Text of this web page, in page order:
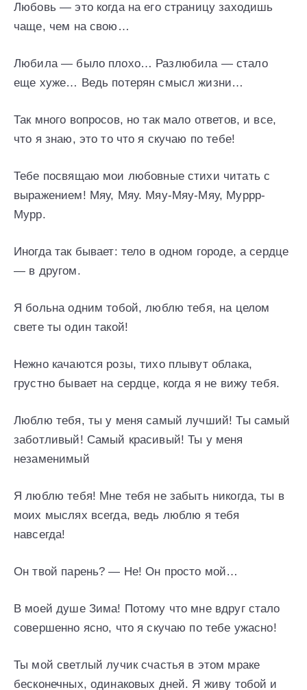
Любовь — это когда на его страницу заходишь
чаще, чем на свою…
Любила — было плохо… Разлюбила — стало
еще хуже… Ведь потерян смысл жизни…
Так много вопросов, но так мало ответов, и все,
что я знаю, это то что я скучаю по тебе!
Тебе посвящаю мои любовные стихи читать с
выражением! Мяу, Мяу. Мяу-Мяу-Мяу, Муррр-
Мурр.
Иногда так бывает: тело в одном городе, а сердце
— в другом.
Я больна одним тобой, люблю тебя, на целом
свете ты один такой!
Нежно качаются розы, тихо плывут облака,
грустно бывает на сердце, когда я не вижу тебя.
Люблю тебя, ты у меня самый лучший! Ты самый
заботливый! Самый красивый! Ты у меня
незаменимый
Я люблю тебя! Мне тебя не забыть никогда, ты в
моих мыслях всегда, ведь люблю я тебя
навсегда!
Он твой парень? — Не! Он просто мой…
В моей душе Зима! Потому что мне вдруг стало
совершенно ясно, что я скучаю по тебе ужасно!
Ты мой светлый лучик счастья в этом мраке
бесконечных, одинаковых дней. Я живу тобой и